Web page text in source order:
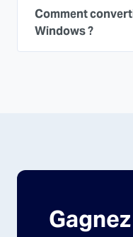
Comment
Windows ?